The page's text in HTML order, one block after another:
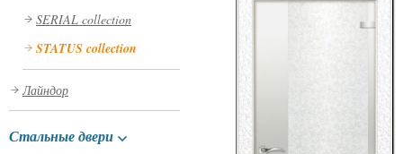
SERIAL collection
STATUS collection
Лайндор
Стальные двери